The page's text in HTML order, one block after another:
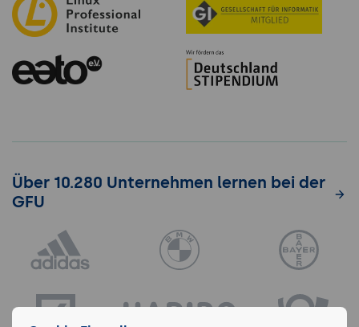
Über 10.280 Unternehmen lernen bei der
GFU